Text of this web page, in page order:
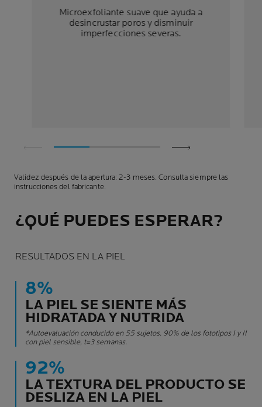
Microexfoliante suave que ayuda a
desincrustar poros y disminuir
imperfecciones severas.
Validez después de la apertura: 2-3 meses. Consulta siempre las
instrucciones del fabricante.
¿QUÉ PUEDES ESPERAR?
RESULTADOS EN LA PIEL
8%
LA PIEL SE SIENTE MÁS
HIDRATADA Y NUTRIDA
*Autoevaluación conducido en 55 sujetos. 90% de los fototipos I y II
con piel sensible, t=3 semanas.
92%
LA TEXTURA DEL PRODUCTO SE
DESLIZA EN LA PIEL